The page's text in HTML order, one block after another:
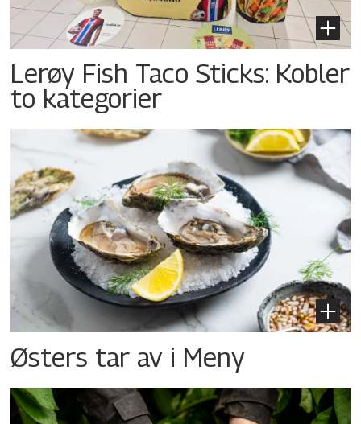
Lerøy Fish Taco Sticks: Kobler
to kategorier
Østers tar av i Meny